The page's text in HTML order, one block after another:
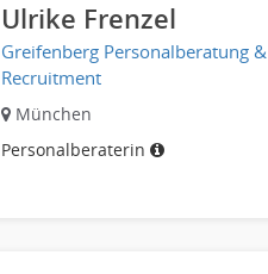
Ulrike Frenzel
Greifenberg Personalberatung &
Recruitment
München
Personalberaterin